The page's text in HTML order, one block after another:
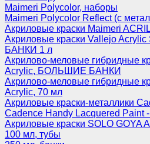
Maimeri Polycolor, наборы
Maimeri Polycolor Reflect (с
Акриловые краски Maimeri
Акриловые краски Vallejo
БАНКИ 1 л
Акрилово-меловые гибридные
Acrylic, БОЛЬШИЕ БАНКИ
Акрилово-меловые гибридные
Acrylic, 70 мл
Акриловые краски-металлики
Cadence Handy Lacquered Paint
Акриловые краски SOLO GOYA
100 мл, тубы